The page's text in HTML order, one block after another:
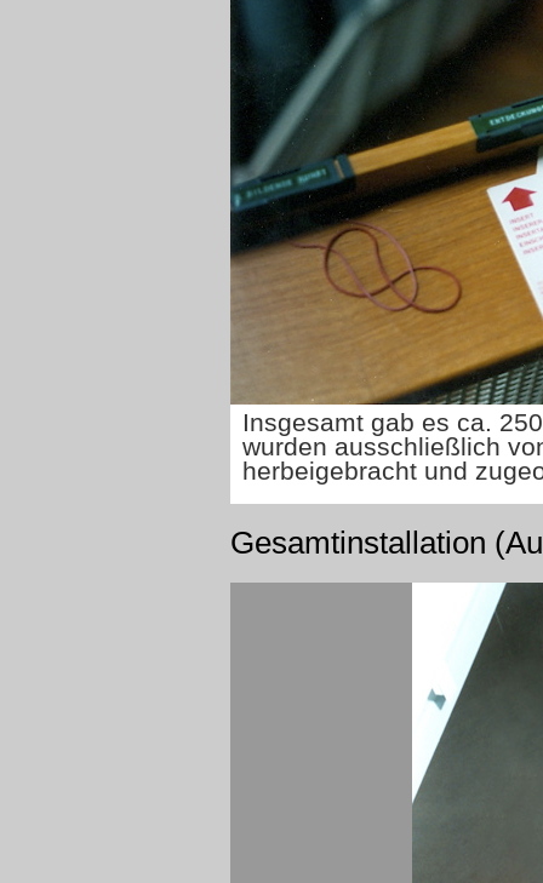
Insgesamt gab es ca.
wurden ausschließlich
herbeigebracht und
Gesamtinstallation